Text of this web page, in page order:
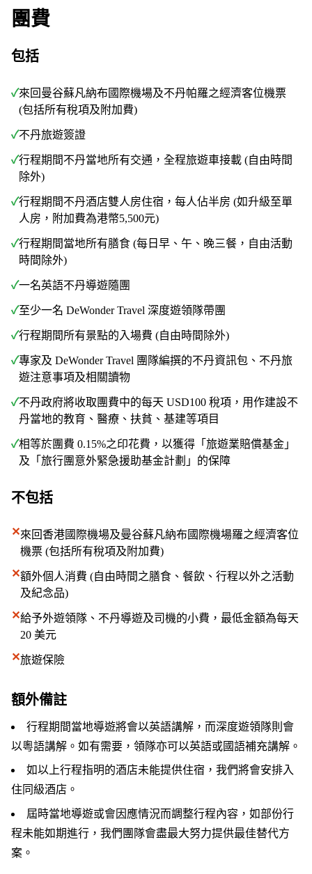
團費
包括
✓來回曼谷蘇凡納布國際機場及不丹帕羅之經濟客位機票
(包括所有稅項及附加費)
✓不丹旅遊簽證
✓行程期間不丹當地所有交通，全程旅遊車接載 (自由時間
除外)
✓行程期間不丹酒店雙人房住宿，每人佔半房 (如升級至單
人房，附加費為港幣5,500元)
✓行程期間當地所有膳食 (每日早、午、晚三餐，自由活動
時間除外)
✓一名英語不丹導遊隨團
✓至少一名 DeWonder Travel 深度遊領隊帶團
✓行程期間所有景點的入場費 (自由時間除外)
✓專家及 DeWonder Travel 團隊編撰的不丹資訊包、不丹旅
遊注意事項及相關讀物
✓不丹政府將收取團費中的每天 USD100 稅項，用作建設不
丹當地的教育、醫療、扶貧、基建等項目
✓相等於團費 0.15%之印花費，以獲得「旅遊業賠償基金」
及「旅行團意外緊急援助基金計劃」的保障
不包括
✕來回香港國際機場及曼谷蘇凡納布國際機場羅之經濟客位
機票 (包括所有稅項及附加費)
✕額外個人消費 (自由時間之膳食、餐飲、行程以外之活動
及紀念品)
✕給予外遊領隊、不丹導遊及司機的小費，最低金額為每天
20 美元
✕旅遊保險
額外備註
行程期間當地導遊將會以英語講解，而深度遊領隊則會
以粵語講解。如有需要，領隊亦可以英語或國語補充講解。
如以上行程指明的酒店未能提供住宿，我們將會安排入
住同級酒店。
屆時當地導遊或會因應情況而調整行程內容，如部份行
程未能如期進行，我們團隊會盡最大努力提供最佳替代方
案。